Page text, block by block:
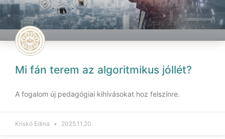
Mi fán terem az algoritmikus jóllét?
A fogalom új pedagógiai kihívásokat hoz felszínre.
Kriskó Edina 2025.11.20.